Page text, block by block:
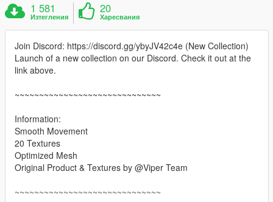
1 581
Изтегления
20
Харесвания
Join Discord: https://discord.gg/ybyJV42c4e (New Collection)
Launch of a new collection on our Discord. Check it out at the
link above.
~~~~~~~~~~~~~~~~~~~~~~~~~~~~~~
Information:
Smooth Movement
20 Textures
Optimized Mesh
Original Product & Textures by @Viper Team
~~~~~~~~~~~~~~~~~~~~~~~~~~~~~~